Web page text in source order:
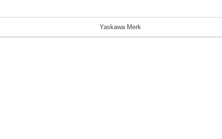
Yaskawa Merk